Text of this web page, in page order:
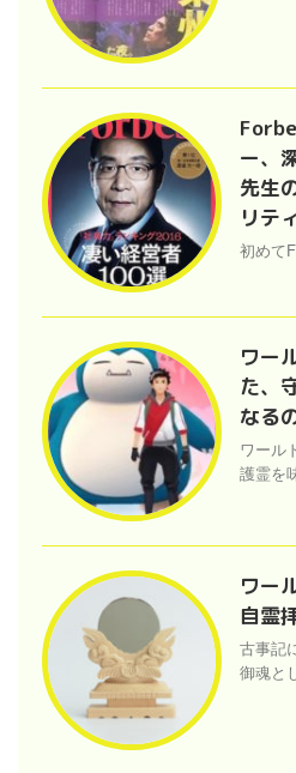
ー、
先生
リティ
初めて
ワー
た、
なる
ワール
護霊を
ワー
自霊
古事記
御魂と